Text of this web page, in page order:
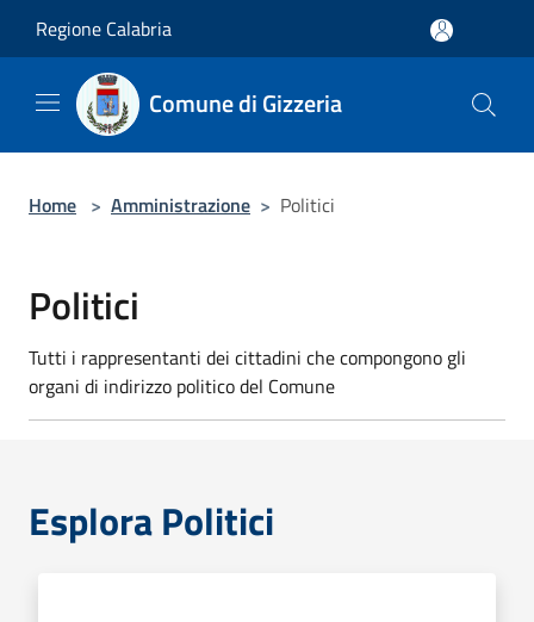
Regione Calabria
Comune di Gizzeria
Home > Amministrazione > Politici
Politici
Tutti i rappresentanti dei cittadini che compongono gli
organi di indirizzo politico del Comune
Esplora Politici